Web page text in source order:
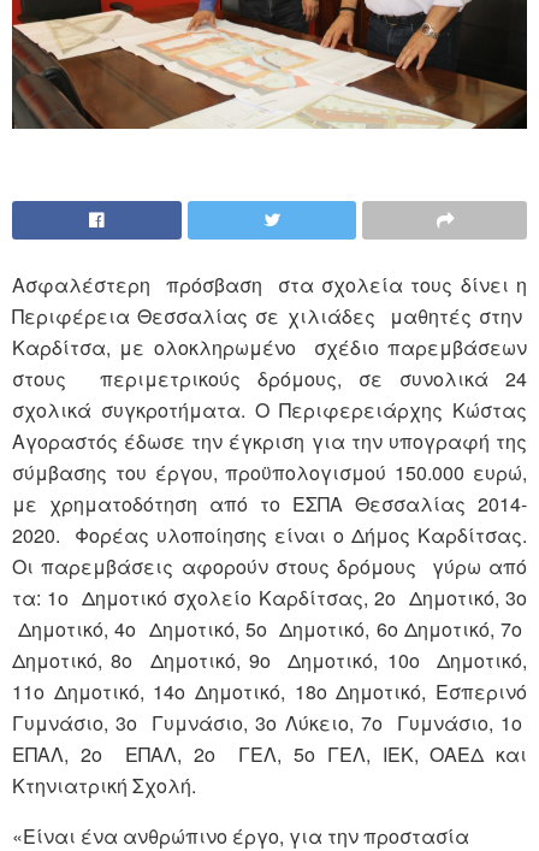
Ασφαλέστερη πρόσβαση στα σχολεία τους δίνει η
Περιφέρεια Θεσσαλίας σε χιλιάδες μαθητές στην
Καρδίτσα, με ολοκληρωμένο σχέδιο παρεμβάσεων
στους περιμετρικούς δρόμους, σε συνολικά 24
σχολικά συγκροτήματα. Ο Περιφερειάρχης Κώστας
Αγοραστός έδωσε την έγκριση για την υπογραφή της
σύμβασης του έργου, προϋπολογισμού 150.000 ευρώ,
με χρηματοδότηση από το ΕΣΠΑ Θεσσαλίας 2014-
2020. Φορέας υλοποίησης είναι ο Δήμος Καρδίτσας.
Οι παρεμβάσεις αφορούν στους δρόμους γύρω από
τα: 1ο Δημοτικό σχολείο Καρδίτσας, 2ο Δημοτικό, 3ο
Δημοτικό, 4ο Δημοτικό, 5ο Δημοτικό, 6ο Δημοτικό, 7ο
Δημοτικό, 8ο Δημοτικό, 9ο Δημοτικό, 10ο Δημοτικό,
11ο Δημοτικό, 14ο Δημοτικό, 18ο Δημοτικό, Εσπερινό
Γυμνάσιο, 3ο Γυμνάσιο, 3ο Λύκειο, 7ο Γυμνάσιο, 1ο
ΕΠΑΛ, 2ο ΕΠΑΛ, 2ο ΓΕΛ, 5ο ΓΕΛ, ΙΕΚ, ΟΑΕΔ και
Κτηνιατρική Σχολή.
«Είναι ένα ανθρώπινο έργο, για την προστασία